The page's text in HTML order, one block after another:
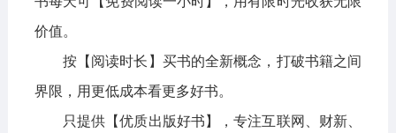
价值。
按【阅读时长】买书的全新概念，打破书籍之间
界限，用更低成本看更多好书。
只提供【优质出版好书】，专注互联网、财新、